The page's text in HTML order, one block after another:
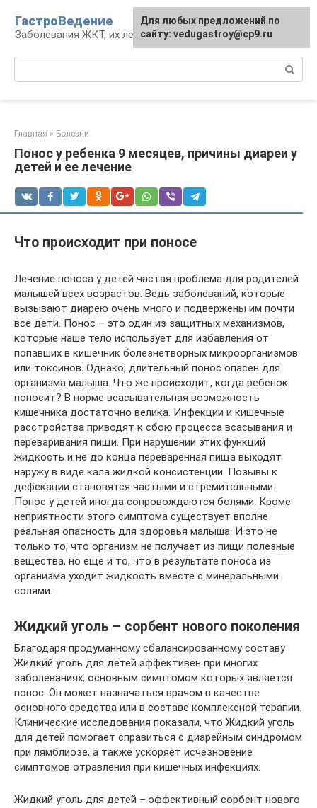
контенту
ГастроВедение
Заболевания ЖКТ, их лечение и профилактика
Главная » Болезни
Понос у ребенка 9 месяцев, причины диареи у
детей и ее лечение
Что происходит при поносе
Лечение поноса у детей частая проблема для родителей
малышей всех возрастов. Ведь заболеваний, которые
вызывают диарею очень много и подвержены им почти
все дети. Понос – это один из защитных механизмов,
которые наше тело использует для избавления от
попавших в кишечник болезнетворных микроорганизмов
или токсинов. Однако, длительный понос опасен для
организма малыша. Что же происходит, когда ребенок
поносит? В норме всасывательная возможность
кишечника достаточно велика. Инфекции и кишечные
расстройства приводят к сбою процесса всасывания и
переваривания пищи. При нарушении этих функций
жидкость и не до конца переваренная пища выходят
наружу в виде кала жидкой консистенции. Позывы к
дефекации становятся частыми и стремительными.
Понос у детей иногда сопровождаются болями. Кроме
неприятности этого симптома существует вполне
реальная опасность для здоровья малыша. И это не
только то, что организм не получает из пищи полезные
вещества, но еще и то, что в результате поноса из
организма уходит жидкость вместе с минеральными
солями.
Жидкий уголь – сорбент нового поколения
Благодаря продуманному сбалансированному составу
Жидкий уголь для детей эффективен при многих
заболеваниях, основным симптомом которых является
понос. Он может назначаться врачом в качестве
основного средства или в составе комплексной терапии.
Клинические исследования показали, что Жидкий уголь
для детей помогает справиться с диарейным синдромом
при лямблиозе, а также ускоряет исчезновение
симптомов отравления при кишечных инфекциях.
Жидкий уголь для детей – эффективный сорбент нового
Для любых предложений по
сайту: vedugastroy@cp9.ru